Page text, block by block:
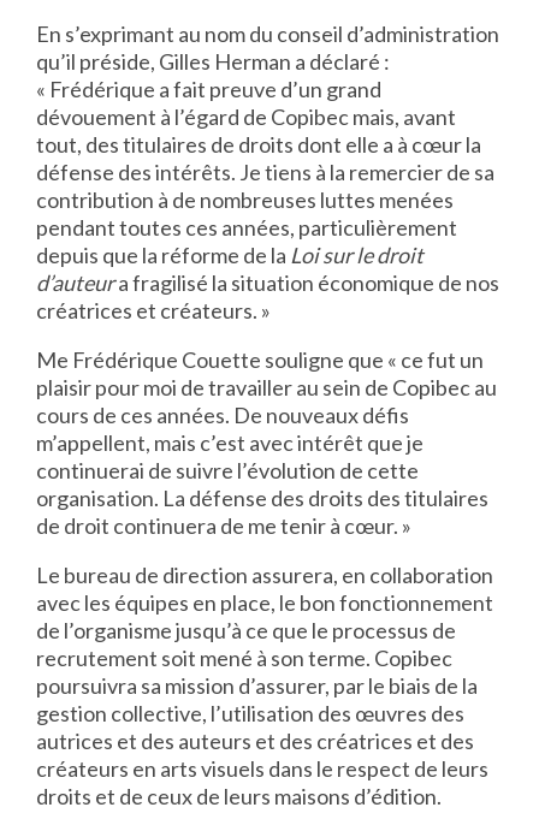
En s’exprimant au nom du conseil d’administration
qu’il préside, Gilles Herman a déclaré :
« Frédérique a fait preuve d’un grand
dévouement à l’égard de Copibec mais, avant
tout, des titulaires de droits dont elle a à cœur la
défense des intérêts. Je tiens à la remercier de sa
contribution à de nombreuses luttes menées
pendant toutes ces années, particulièrement
depuis que la réforme de la Loi sur le droit
d’auteura fragilisé la situation économique de nos
créatrices et créateurs. »
Me Frédérique Couette souligne que « ce fut un
plaisir pour moi de travailler au sein de Copibec au
cours de ces années. De nouveaux défis
m’appellent, mais c’est avec intérêt que je
continuerai de suivre l’évolution de cette
organisation. La défense des droits des titulaires
de droit continuera de me tenir à cœur. »
Le bureau de direction assurera, en collaboration
avec les équipes en place, le bon fonctionnement
de l’organisme jusqu’à ce que le processus de
recrutement soit mené à son terme. Copibec
poursuivra sa mission d’assurer, par le biais de la
gestion collective, l’utilisation des œuvres des
autrices et des auteurs et des créatrices et des
créateurs en arts visuels dans le respect de leurs
droits et de ceux de leurs maisons d’édition.